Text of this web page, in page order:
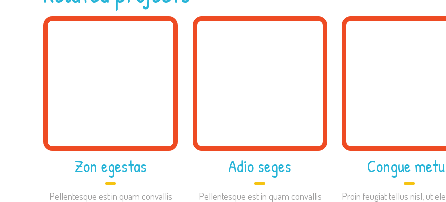
Zon egestas
Pellentesque est in quam convallis
Adio seges
Pellentesque est in quam convallis
Congue
Proin feugiat tellus nisl, ut